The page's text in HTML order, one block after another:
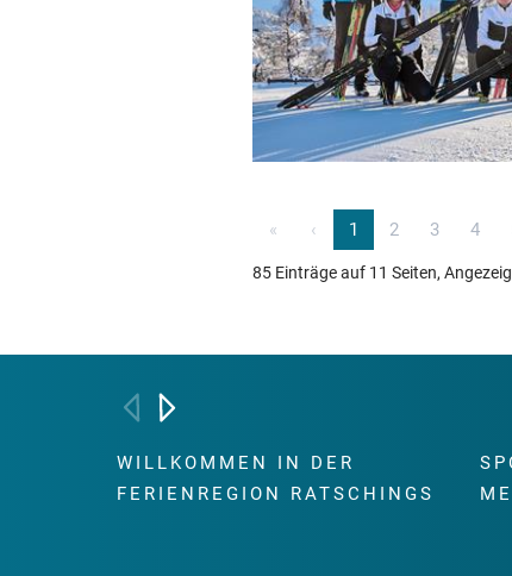
« ‹ 1 2 3 4
85 Einträge auf 11 Seiten,
WILLKOMMEN IN DER
FERIENREGION RATSCHINGS